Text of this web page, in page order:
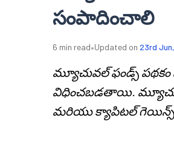
సంపాదించాలి
6 min read•Updated on 23rd
మ్యూచువల్ ఫండ్స్
విధించబడతాయి.
మరియు క్యాపిటల్ గెయిన్స్